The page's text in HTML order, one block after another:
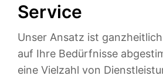
Service
Unser Ansatz ist
auf Ihre Bedürfnisse
eine Vielzahl von